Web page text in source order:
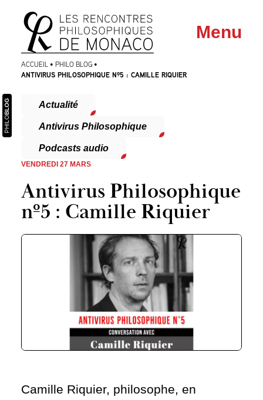
Aller
au
menu
Aller au
contenu
Menu
ACCUEIL • PHILO BLOG •
ANTIVIRUS PHILOSOPHIQUE Nº5 : CAMILLE RIQUIER
Antivirus Philosophique
nº5 : Camille Riquier
Actualité
Antivirus Philosophique
Podcasts audio
VENDREDI 27 MARS
PHILO
BLOG
Camille Riquier, philosophe, en